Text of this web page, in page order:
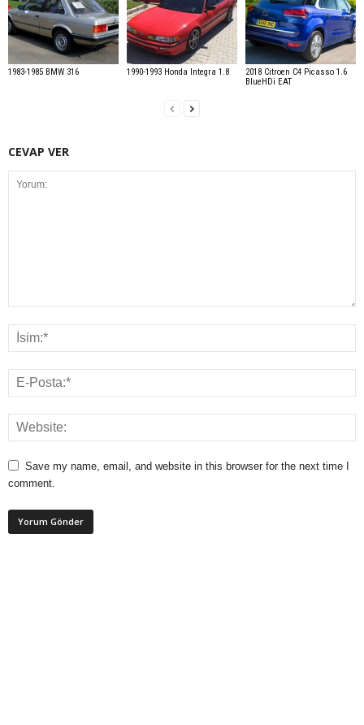
1983-1985 BMW 316 1990-1993 Honda Integra 1.8
2018 Citroen C4 Picasso 1.6
BlueHDi EAT
CEVAP VER
Save my name, email, and website in this browser for the next time I
comment.